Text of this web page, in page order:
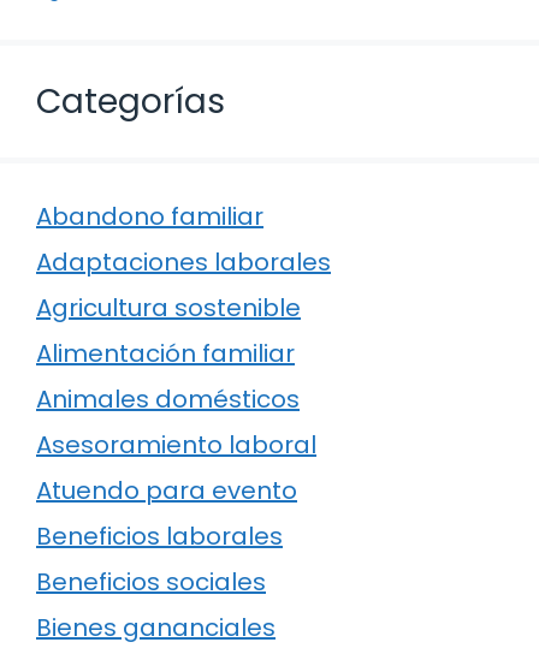
Categorías
Abandono familiar
Adaptaciones laborales
Agricultura sostenible
Alimentación familiar
Animales domésticos
Asesoramiento laboral
Atuendo para evento
Beneficios laborales
Beneficios sociales
Bienes gananciales